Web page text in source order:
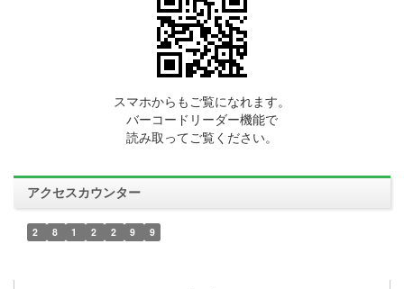
スマホからもご覧になれます。
バーコードリーダー機能で
読み取ってご覧ください。
アクセスカウンター
2 8 1 2 2 9 9